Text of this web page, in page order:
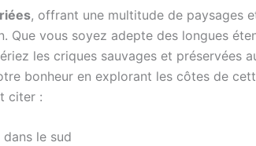
, offrant une multitude de paysages
Que vous soyez adepte des longues
les criques sauvages et préservées
bonheur en explorant les côtes de
citer :
le sud